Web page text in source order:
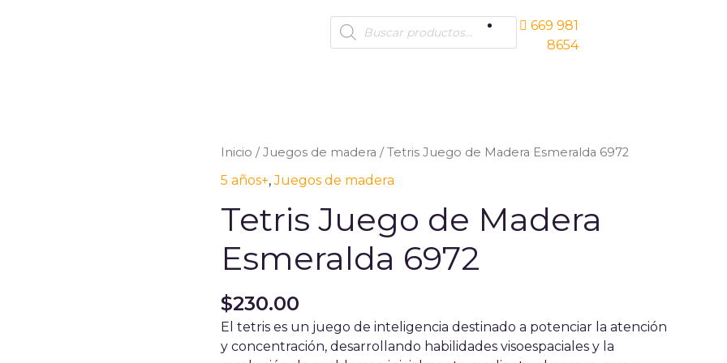
Products
search
669 981
8654
Inicio /Juegos de madera / Tetris Juego de Madera Esmeralda 6972
5 años+,Juegos de madera
Tetris Juego de Madera
Esmeralda 6972
$230.00
El tetris es un juego de inteligencia destinado a potenciar la atención
y concentración, desarrollando habilidades visoespaciales y la